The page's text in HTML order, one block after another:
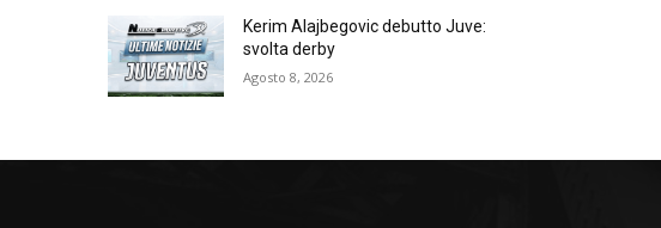
Kerim Alajbegovic debutto Juve:
svolta derby
Agosto 8, 2026